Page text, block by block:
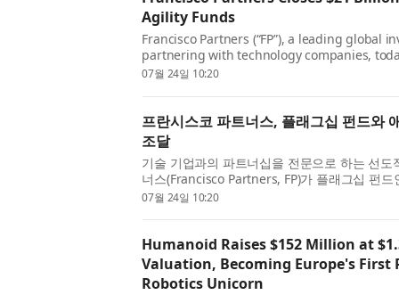
Agility Funds
Francisco Partners (“FP”), a leading global
partnering with technology companies,
billion in capital commitments across its
07월 24일 10:20
프란시스코 파트너스, 플래그십 펀드와
조달
기술 기업과의 파트너십을 전문으로 하는 선
너스(Francisco Partners, FP)가 플래그십 펀
VIII(Francisco Partners VIII, L.P.)와 중간시장
07월 24일 10:20
Humanoid Raises $152 Million at
Valuation, Becoming Europe's First
Robotics Unicorn